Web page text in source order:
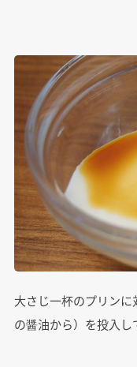
大さじ一杯のプリン
の醤油から）を投入し